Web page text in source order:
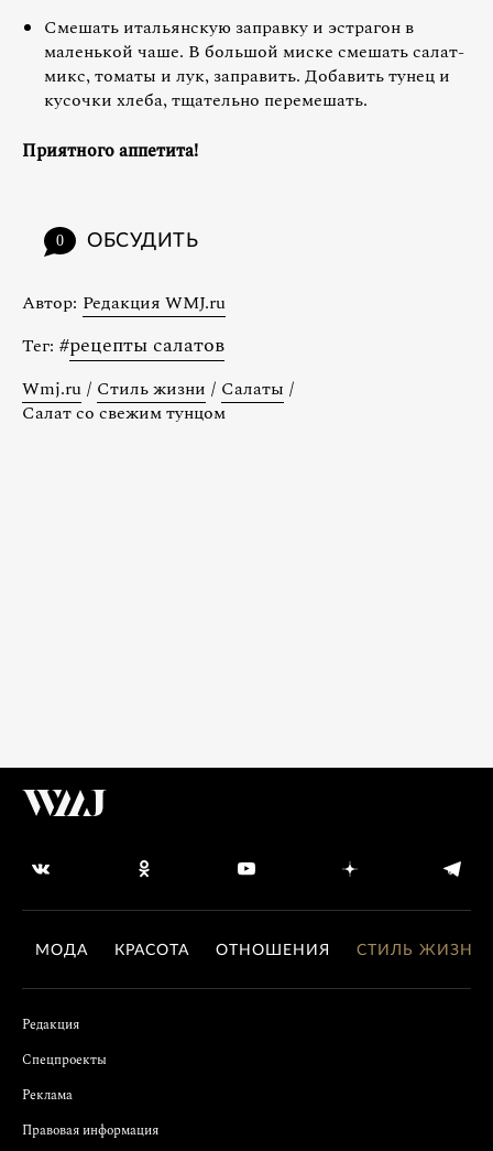
Смешать итальянскую заправку и эстрагон в
маленькой чаше. В большой миске смешать салат-
микс, томаты и лук, заправить. Добавить тунец и
кусочки хлеба, тщательно перемешать.
Приятного аппетита!
0 ОБСУДИТЬ
Автор: Редакция WMJ.ru
Тег: #рецепты салатов
Wmj.ru / Стиль жизни / Салаты /
Салат со свежим тунцом
МОДА КРАСОТА ОТНОШЕНИЯ СТИЛЬ ЖИЗНИ
Редакция
Спецпроекты
Реклама
Правовая информация